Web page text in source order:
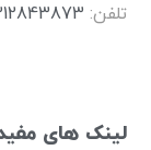
تلفن:
لینک های